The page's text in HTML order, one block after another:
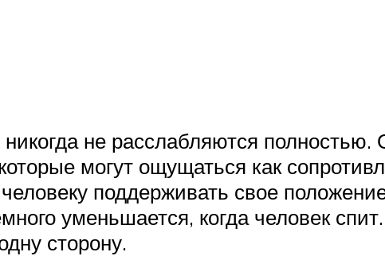
не расслабляются полностью.
могут ощущаться как
поддерживать свое
уменьшается, когда человек
сторону.